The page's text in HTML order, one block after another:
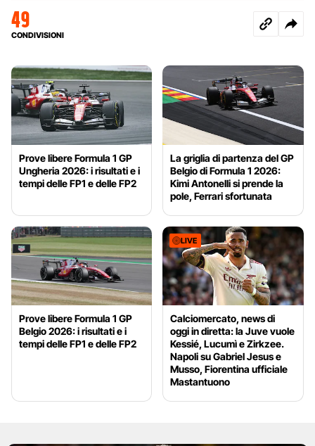
49
CONDIVISIONI
Prove libere Formula 1 GP
Ungheria 2026: i risultati e i
tempi delle FP1 e delle FP2
La griglia di partenza del GP
Belgio di Formula 1 2026:
Kimi Antonelli si prende la
pole, Ferrari sfortunata
Prove libere Formula 1 GP
Belgio 2026: i risultati e i
tempi delle FP1 e delle FP2
LIVE
Calciomercato, news di
oggi in diretta: la Juve vuole
Kessié, Lucumì e Zirkzee.
Napoli su Gabriel Jesus e
Musso, Fiorentina ufficiale
Mastantuono